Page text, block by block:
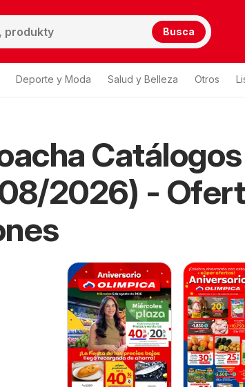
Busca
Deporte y Moda Salud y Belleza Otros
Catálogos
2026) -